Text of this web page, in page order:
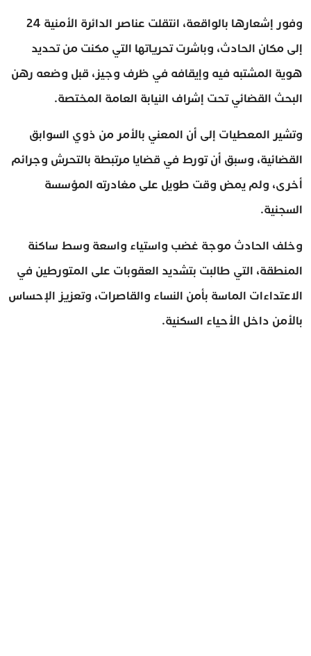
وفور إشعارها بالواقعة، انتقلت عناصر الدائرة الأمنية 24
إلى مكان الحادث، وباشرت تحرياتها التي مكنت من تحديد
هوية المشتبه فيه وإيقافه في ظرف وجيز، قبل وضعه رهن
البحث القضائي تحت إشراف النيابة العامة المختصة.
وتشير المعطيات إلى أن المعني بالأمر من ذوي السوابق
القضائية، وسبق أن تورط في قضايا مرتبطة بالتحرش وجرائم
أخرى، ولم يمض وقت طويل على مغادرته المؤسسة
السجنية.
وخلف الحادث موجة غضب واستياء واسعة وسط ساكنة
المنطقة، التي طالبت بتشديد العقوبات على المتورطين في
الاعتداءات الماسة بأمن النساء والقاصرات، وتعزيز الإحساس
بالأمن داخل الأحياء السكنية.